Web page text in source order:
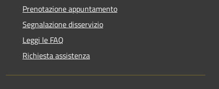
Prenotazione appuntamento
Segnalazione disservizio
Leggi le FAQ
Richiesta assistenza